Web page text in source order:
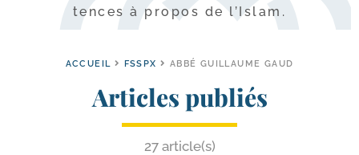
tences à pro­pos de l’Islam.
ACCUEIL FSSPX ABBÉ GUILLAUME GAUD
Articles publiés
27 article(s)